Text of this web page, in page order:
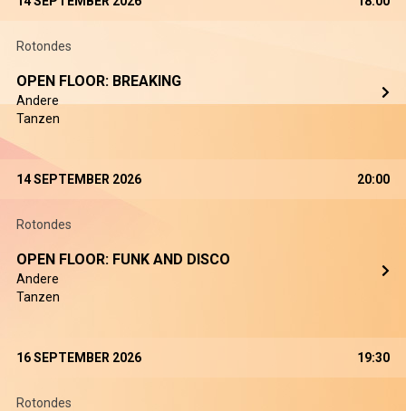
Rotondes
OPEN FLOOR: BREAKING
Andere
Tanzen
14 SEPTEMBER 2026 20:00
Rotondes
OPEN FLOOR: FUNK AND DISCO
Andere
Tanzen
16 SEPTEMBER 2026 19:30
Rotondes